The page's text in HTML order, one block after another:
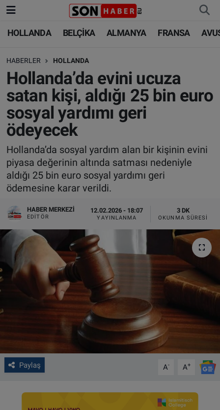
HOLLANDA BELÇİKA ALMANYA FRANSA
HABERLER HOLLANDA
Hollanda’da evini ucuza
satan kişi, aldığı 25 bin euro
sosyal yardımı geri
ödeyecek
Hollanda’da sosyal yardım alan bir kişinin evini
piyasa değerinin altında satması nedeniyle
aldığı 25 bin euro sosyal yardımı geri
ödemesine karar verildi.
HABER MERKEZI
EDITÖR
12.02.2026 - 18:07
YAYINLANMA
3 DK
OKUNMA SÜRESI
Paylaş A- A+
HOLLANDA
BELÇİKA
ALMANYA
FRANSA
AVUSTURYA
SAĞLIK - YAŞAM
BİLİM-TEKNOLOJİ
HOLLANDA
BELÇİKA
ALMANYA
TÜRKİYE
DÜNYA
BİLİM-TEKNOLOJİ
SAĞLIK
FOTO GALERİ
VIDEO GALERİ
ALGEMENE VOORWAARDEN
CONTACT
Çerez Politikası
Nöbetçi Eczaneler
Hava Durumu
Trafik Durumu
Süper Lig Puan Durumu ve Fikstür
Tüm Manşetler
Son Dakika Haberleri
Haber Arşivi